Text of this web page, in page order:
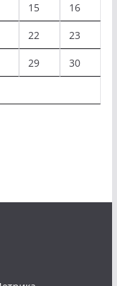
15 16
22 23
29 30